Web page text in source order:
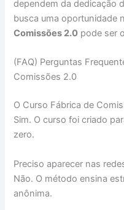
dependem da dedicação
busca uma oportunidade
Comissões 2.0 pode ser
(FAQ) Perguntas
Comissões 2.0
O Curso Fábrica de
Sim. O curso foi criado
zero.
Preciso aparecer nas
Não. O método ensina
anônima.